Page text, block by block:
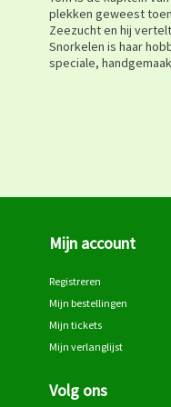
plekken geweest
Zeezucht en hij
Snorkelen is haar
speciale,
Mijn account
Registreren
Mijn bestellingen
Mijn tickets
Mijn verlanglijst
Volg ons